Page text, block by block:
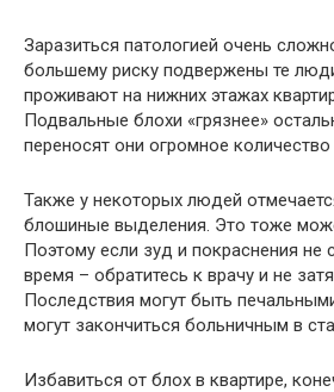
Заразиться патологией очень
большему риску подвержены те
проживают на нижних этажах
Подвальные блохи «грязнее»
переносят они огромное
Также у некоторых людей
блошиные выделения. Это тоже
Поэтому если зуд и покраснения не
время – обратитесь к врачу и не
Последствия могут быть
могут закончиться больничным в
Избавиться от блох в квартире,